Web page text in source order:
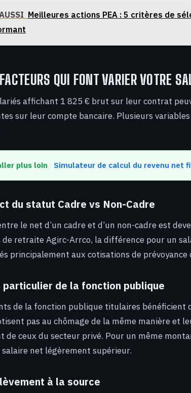
Meilleures actions PEA : 5 critères de
QUI FONT VARIER VOTRE
affichant 1 825 € brut sur leur contrat
sur leur compte bancaire. Plusieurs
plus loin : Simulateur de calcul du revenu net
du statut Cadre vs Non-Cadre
le net d’un cadre et d’un non-cadre est
de retraite Agirc-Arrco, la différence pour un
principalement aux cotisations de prévoyance
particulier de la fonction publique
de la fonction publique titulaires bénéficient
pas au chômage de la même manière et
de ceux du secteur privé. Pour un même
salaire net légèrement supérieur.
à la source